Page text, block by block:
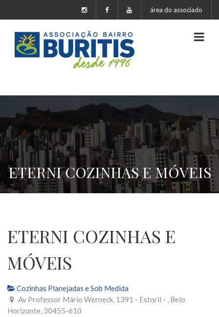
área do associado
ETERNI COZINHAS E MÓVEIS
ETERNI COZINHAS E
MÓVEIS
Cozinhas Planejadas e Sob Medida
Av Professor Mário Werneck, 1391 - Estoril - , Belo
Horizonte, 30455-610